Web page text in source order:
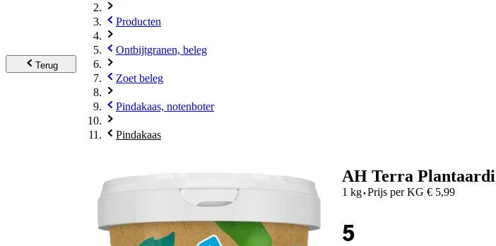
Terug
Producten
Ontbijtgranen, beleg
Zoet beleg
Pindakaas, notenboter
Pindakaas
AH Terra
1 kg·Prijs per KG € 5,99
5